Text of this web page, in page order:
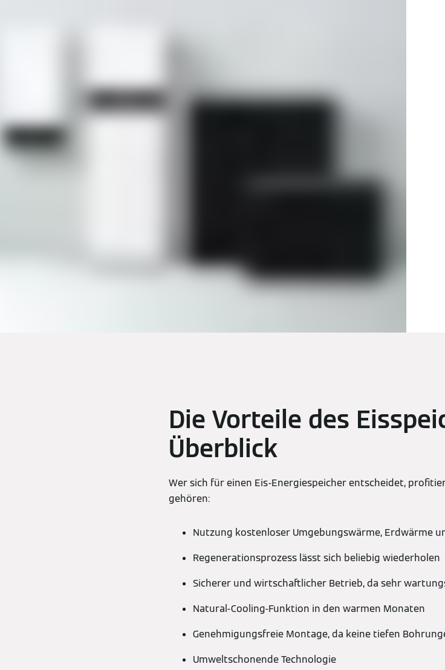
Die Vorteile des
Überblick
Wer sich für einen Eis-Energiespeicher entscheidet,
gehören:
Nutzung kostenloser Umgebungswärme, Erdwärme
Regenerationsprozess lässt sich beliebig wiederholen
Sicherer und wirtschaftlicher Betrieb, da sehr
Natural-Cooling-Funktion in den warmen Monaten
Genehmigungsfreie Montage, da keine tiefen
Umweltschonende Technologie